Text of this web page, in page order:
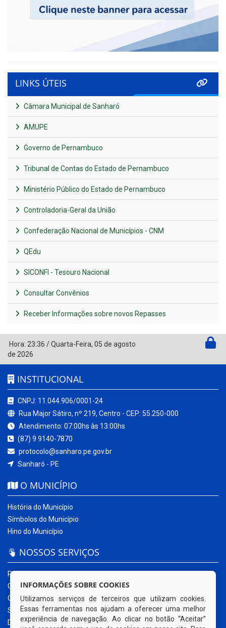
LINKS ÚTEIS
Câmara Municipal de Sanharó
AMUPE
Governo de Pernambuco
Tribunal de Contas do Estado de Pernambuco
Ministério Público do Estado de Pernambuco
Controladoria-Geral da União
Confederação Nacional de Municípios - CNM
QEdu
SICONFI - Tesouro Nacional
Consultar Convênios
Receber Informações sobre novos Repasses
Hora: 23:36 /Quarta-Feira, 05 de agosto
de 2026
INSTITUCIONAL
CNPJ: 11.044.906/0001-24
Rua Major Sátiro, nº 219, Centro - CEP: 55.250-000
Atendimento: 07:00hs às 13:00hs
(87) 9 9140-7870
protocolo@sanharo.pe.gov.br
Sanharó - PE
O MUNICÍPIO
História do Município
Símbolos do Município
Hino do Município
NOSSOS SERVIÇOS
Portal da Transparência
Carta de Serviços ao Usuário
Ouvidoria Municipal
Sistema Eletrônico – e-SIC
Diário Oficial
INFORMAÇÕES SOBRE COOKIES
Utilizamos serviços de terceiros que utilizam cookies.
Essas ferramentas nos ajudam a oferecer uma melhor
experiência de navegação. Ao clicar no botão “Aceitar”